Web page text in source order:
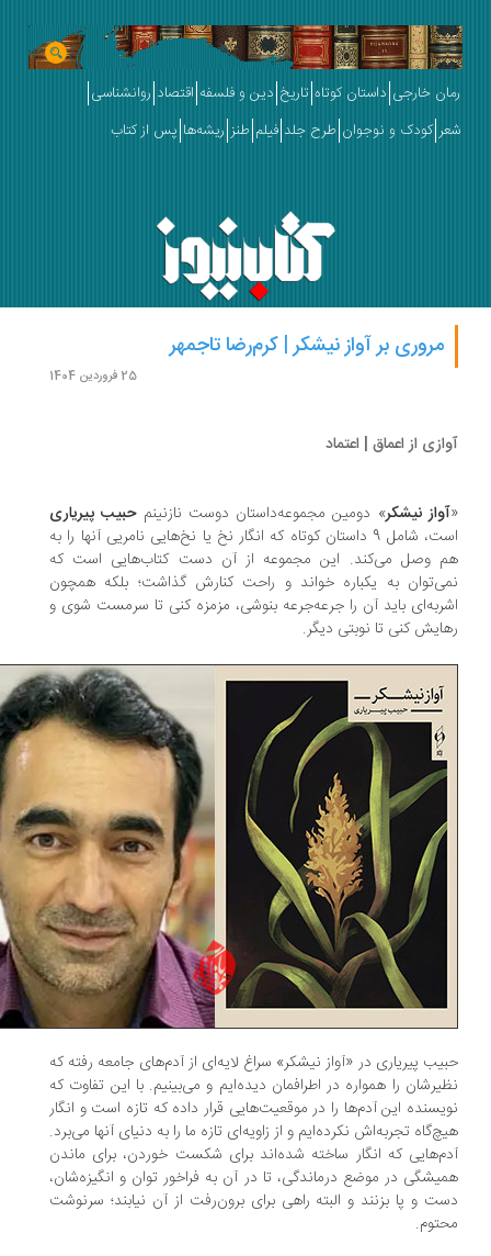
خارجی داستان کوتاه تاریخ دین و فلسفه اقتصاد روانشناسی
کودک و نوجوان طرح جلد فیلم طنز ریشه‌ها پس از کتاب
مروری بر آواز نیشکر | کرم‌رضا تاجمهر
از اعماق | اعتماد
نیشکر» دومین مجموعه‌داستان دوست نازنینم حبیب پیریاری
است، شامل 9 داستان کوتاه که انگار نخ یا نخ‌هایی نامریی آنها را به
وصل می‌کند. این مجموعه از آن دست کتاب‌هایی است که
به یکباره خواند و راحت کنارش گذاشت؛ بلکه همچون
باید آن را جرعه‌جرعه بنوشی، مزمزه کنی تا سرمست شوی و
کنی تا نوبتی دیگر.
پیریاری در «آواز نیشکر» سراغ لایه‌ای از آدم‌های جامعه رفته که
را همواره در اطرافمان دیده‌ایم و می‌بینیم. با این تفاوت که
این آدم‌ها را در موقعیت‌هایی قرار داده که تازه است و انگار
تجربه‌اش نکرده‌ایم و از زاویه‌ای تازه ما را به دنیای آنها می‌برد.
که انگار ساخته شده‌اند برای شکست خوردن، برای ماندن
در موضع درماندگی، تا در آن به فراخور توان و انگیزه‌شان،
و پا بزنند و البته راهی برای برون‌رفت از آن نیابند؛ سرنوشت